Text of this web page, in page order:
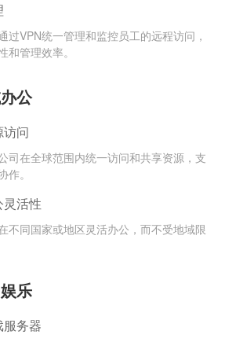
过VPN统一管理和监控员工的远程访问，
和管理效率。
公
问
司在全球范围内统一访问和共享资源，支
作。
灵活性
不同国家或地区灵活办公，而不受地域限
乐
务器